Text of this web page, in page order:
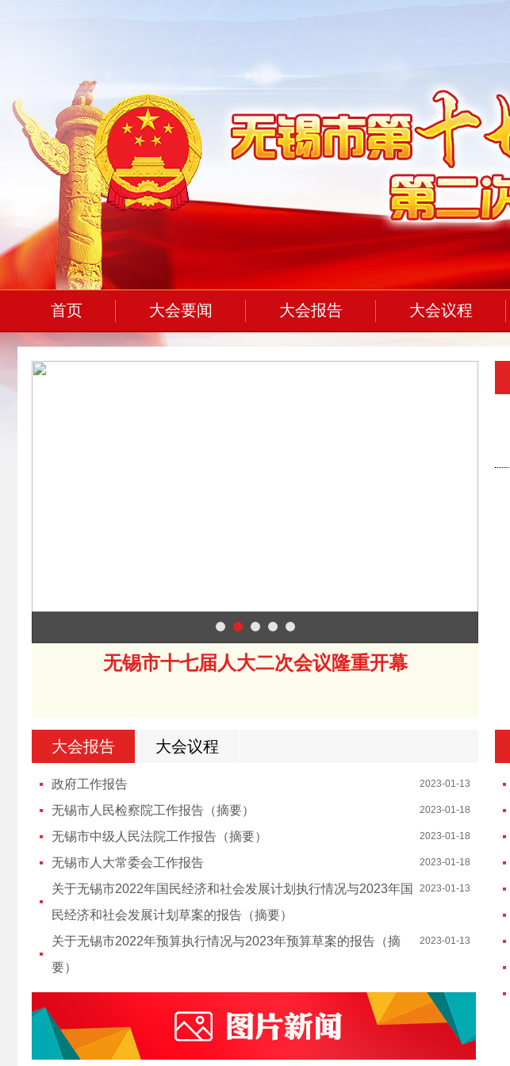
首页 大会要闻 大会报告 大会议程
无锡市十七届人大二次会议隆重开幕
大会报告 大会议程
2023-01-13
政府工作报告
2023-01-18
无锡市人民检察院工作报告（摘要）
2023-01-18
无锡市中级人民法院工作报告（摘要）
2023-01-18
无锡市人大常委会工作报告
2023-01-13
关于无锡市2022年国民经济和社会发展计划执行情况与2023年国
民经济和社会发展计划草案的报告（摘要）
2023-01-13
关于无锡市2022年预算执行情况与2023年预算草案的报告（摘
要）